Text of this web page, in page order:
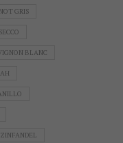
GRIS
BLANC
ZINFANDEL